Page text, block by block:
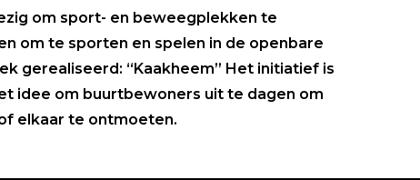
om sport- en beweegplekken te
om te sporten en spelen in de openbare
gerealiseerd: “Kaakheem” Het initiatief is
idee om buurtbewoners uit te dagen om
elkaar te ontmoeten.